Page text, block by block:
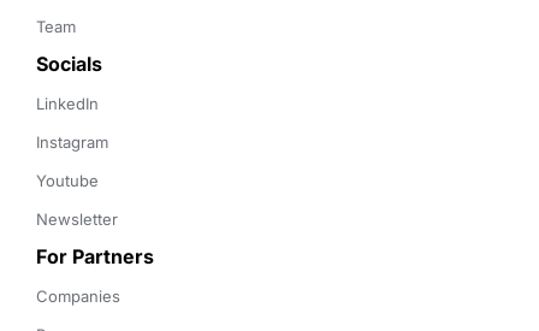
Team
Socials
LinkedIn
Instagram
Youtube
Newsletter
For Partners
Companies